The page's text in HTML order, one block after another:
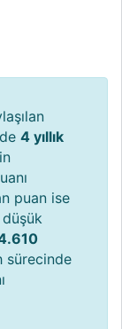
4 yıllık
puan ise
düşük
sürecinde